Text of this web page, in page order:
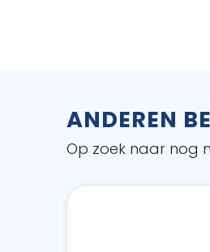
ANDEREN
Op zoek naar nog